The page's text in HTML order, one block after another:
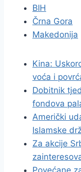
BIH
Črna Gora
Makedonija
Kina:
voća i
Dobitnik
fondova
Američki
Islamske
Za akcije
Povećane